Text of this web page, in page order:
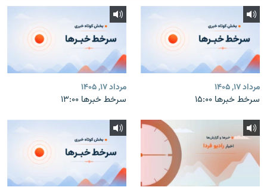
مرداد ۱۷, ۱۴۰۵
سرخط خبرها ۱۵:۰۰
مرداد ۱۷, ۱۴۰۵
سرخط خبرها ۱۳:۰۰